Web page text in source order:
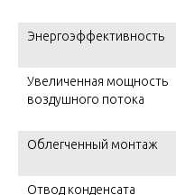
Энергоэффективность
Увеличенная мощность
воздушного потока
Облегченный монтаж
Отвод конденсата